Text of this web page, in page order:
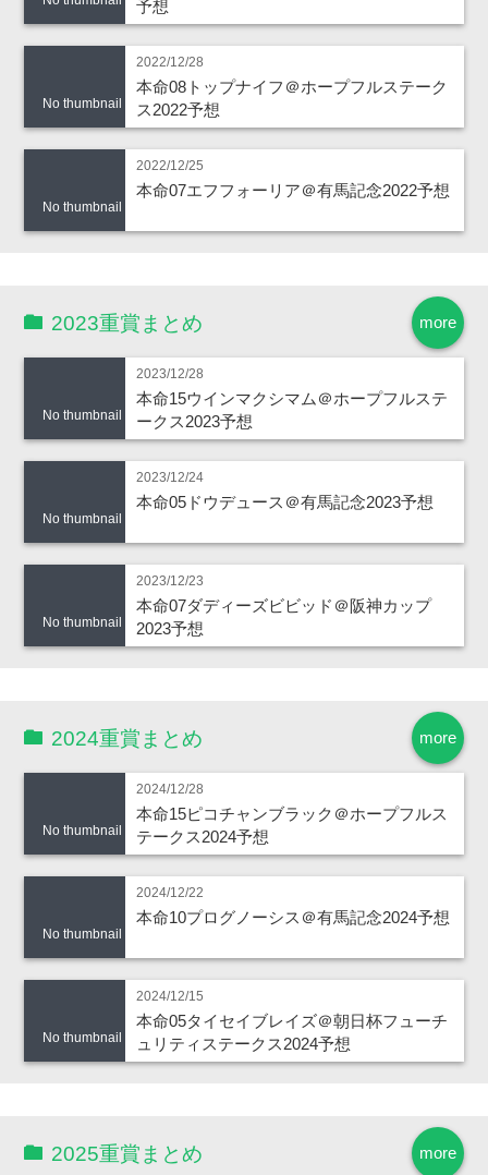
予想
No thumbnail
2022/12/28
本命08トップナイフ＠ホープフルステーク
ス2022予想
No thumbnail
2022/12/25
本命07エフフォーリア＠有馬記念2022予想
more
2023重賞まとめ
No thumbnail
2023/12/28
本命15ウインマクシマム＠ホープフルステ
ークス2023予想
No thumbnail
2023/12/24
本命05ドウデュース＠有馬記念2023予想
No thumbnail
2023/12/23
本命07ダディーズビビッド＠阪神カップ
2023予想
more
2024重賞まとめ
No thumbnail
2024/12/28
本命15ピコチャンブラック＠ホープフルス
テークス2024予想
No thumbnail
2024/12/22
本命10プログノーシス＠有馬記念2024予想
No thumbnail
2024/12/15
本命05タイセイブレイズ＠朝日杯フューチ
ュリティステークス2024予想
more
2025重賞まとめ